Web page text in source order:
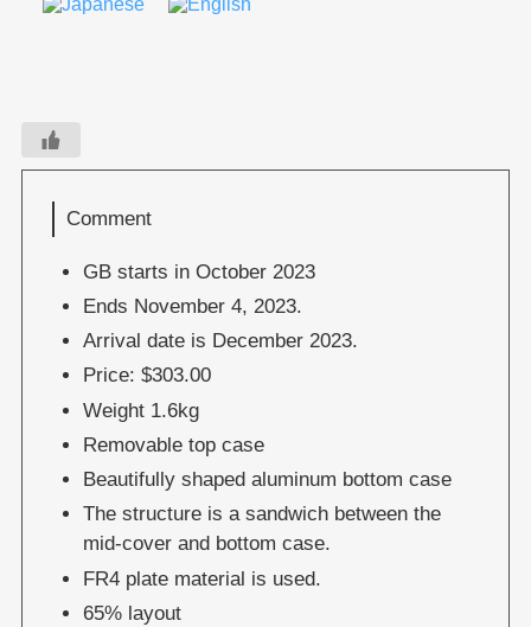
Comment
GB starts in October 2023
Ends November 4, 2023.
Arrival date is December 2023.
Price: $303.00
Weight 1.6kg
Removable top case
Beautifully shaped aluminum bottom case
The structure is a sandwich between the
mid-cover and bottom case.
FR4 plate material is used.
65% layout